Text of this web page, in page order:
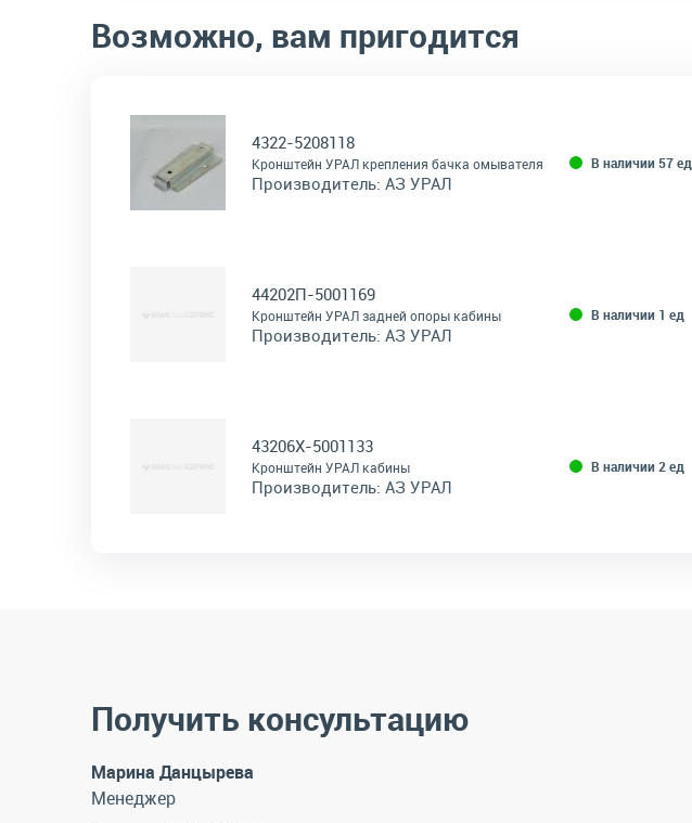
Возможно, вам пригодится
4322-5208118
Кронштейн УРАЛ крепления бачка омывателя
Производитель: АЗ УРАЛ
В наличии 57 ед
44202П-5001169
Кронштейн УРАЛ задней опоры кабины
Производитель: АЗ УРАЛ
В наличии 1 ед
43206Х-5001133
Кронштейн УРАЛ кабины
Производитель: АЗ УРАЛ
В наличии 2 ед
Получить консультацию
Марина Данцырева
Менеджер